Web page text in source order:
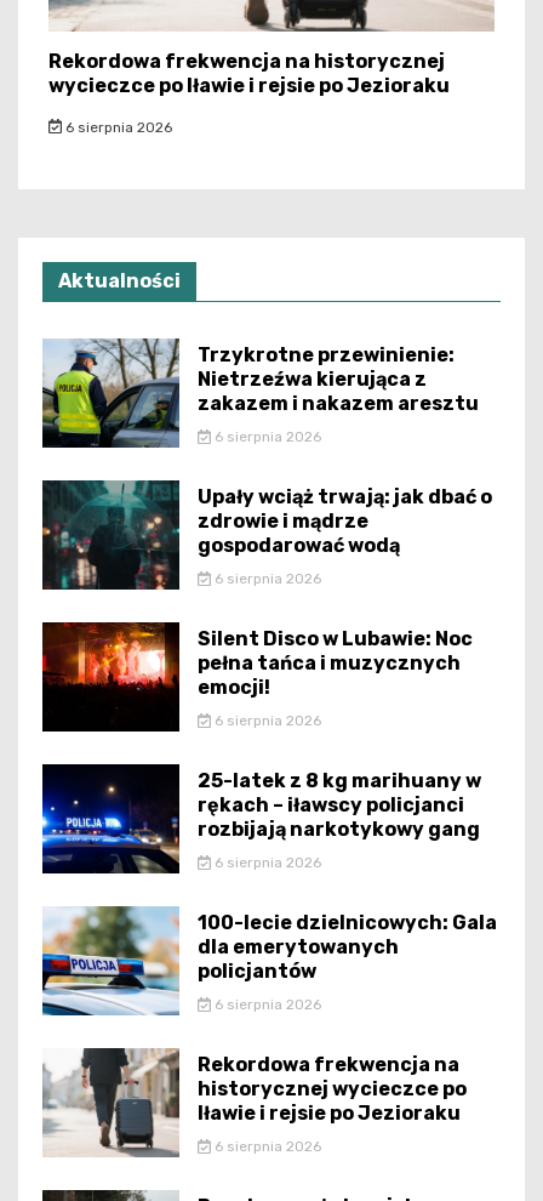
Rekordowa frekwencja na historycznej
wycieczce po Iławie i rejsie po Jezioraku
6 sierpnia 2026
Aktualności
Trzykrotne przewinienie:
Nietrzeźwa kierująca z
zakazem i nakazem aresztu
6 sierpnia 2026
Upały wciąż trwają: jak dbać o
zdrowie i mądrze
gospodarować wodą
6 sierpnia 2026
Silent Disco w Lubawie: Noc
pełna tańca i muzycznych
emocji!
6 sierpnia 2026
25-latek z 8 kg marihuany w
rękach – iławscy policjanci
rozbijają narkotykowy gang
6 sierpnia 2026
100-lecie dzielnicowych: Gala
dla emerytowanych
policjantów
6 sierpnia 2026
Rekordowa frekwencja na
historycznej wycieczce po
Iławie i rejsie po Jezioraku
6 sierpnia 2026